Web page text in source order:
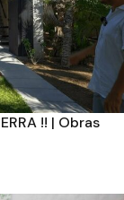
!! | Obras